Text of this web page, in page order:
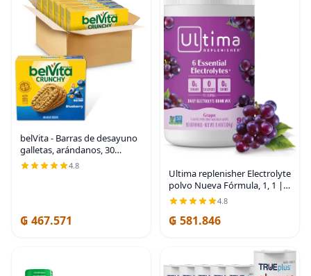
belVita - Barras de desayuno
galletas, arándanos, 30
paquetes | 4 Biscuits Per
4.8
₲ 467.571
Ultima replenisher Electrolyte
polvo Nueva Fórmula, 1, 1 |
Zero Sugar Grape Hydration
Minerals - Sugar Free,
4.8
₲ 581.846